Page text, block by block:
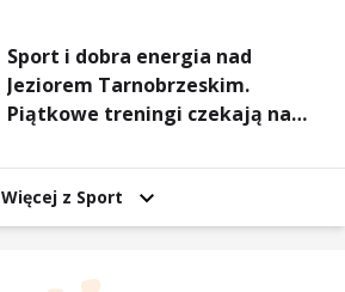
Sport i dobra energia nad
Jeziorem Tarnobrzeskim.
Piątkowe treningi czekają na
Więcej z Sport